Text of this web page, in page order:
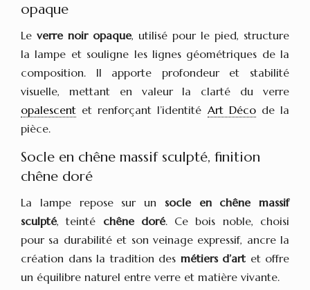
opaque
Le verre noir opaque, utilisé pour le pied, structure
la lampe et souligne les lignes géométriques de la
composition. Il apporte profondeur et stabilité
visuelle, mettant en valeur la clarté du verre
opalescent et renforçant l’identité Art Décode la
pièce.
Socle en chêne massif sculpté, finition
chêne doré
La lampe repose sur un socle en chêne massif
sculpté, teinté chêne doré. Ce bois noble, choisi
pour sa durabilité et son veinage expressif, ancre la
création dans la tradition des métiers d’art et offre
un équilibre naturel entre verre et matière vivante.